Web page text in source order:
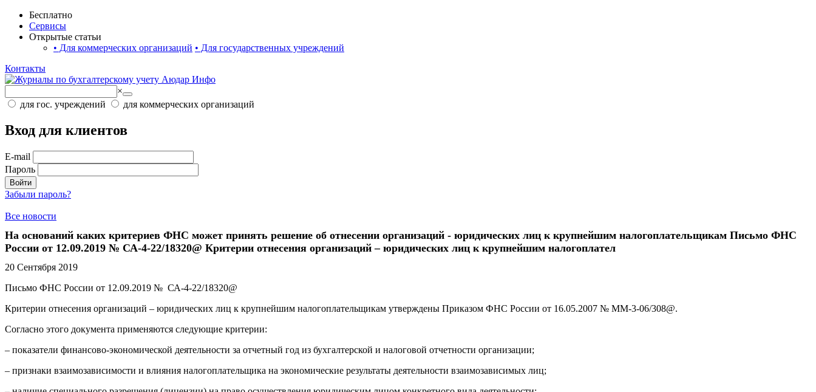
Бесплатно
Сервисы
Открытые статьи
• Для коммерческих организаций • Для государственных учреждений
Контакты
×
для гос. учреждений
для коммерческих организаций
Вход для клиентов
E-mail
Пароль
Войти
Забыли пароль?
Все новости
На оснований каких критериев ФНС может принять решение об отнесении организаций - юридических лиц к крупнейшим налогоплательщикам Письмо ФНС
России от 12.09.2019 № СА-4-22/18320@ Критерии отнесения организаций – юридических лиц к крупнейшим налогоплател
20 Сентября 2019
Письмо ФНС России от 12.09.2019 № СА-4-22/18320@
Критерии отнесения организаций – юридических лиц к крупнейшим налогоплательщикам утверждены Приказом ФНС России от 16.05.2007 № ММ-3-06/308@.
Согласно этого документа применяются следующие критерии:
– показатели финансово-экономической деятельности за отчетный год из бухгалтерской и налоговой отчетности организации;
– признаки взаимозависимости и влияния налогоплательщика на экономические результаты деятельности взаимозависимых лиц;